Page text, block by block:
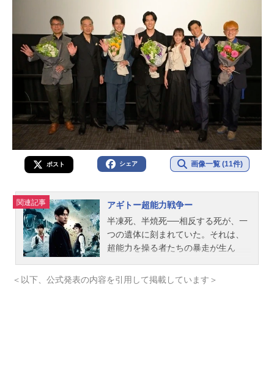
ポスト シェア 画像一覧 (11件)
関連記事
アギトー超能力戦争ー
半凍死、半焼死──相反する死が、一
つの遺体に刻まれていた。それは、
超能力を操る者たちの暴走が生ん
罪”だった。警視庁未確認生命体対策
＜以下、公式発表の内容を引用して掲載しています＞